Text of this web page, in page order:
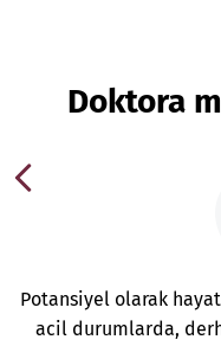
Doktora
Potansiyel olarak
acil durumlarda,